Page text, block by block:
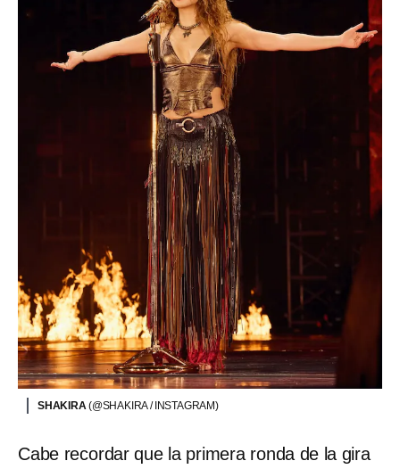
SHAKIRA(@SHAKIRA / INSTAGRAM)
Cabe recordar que la primera ronda de la gira